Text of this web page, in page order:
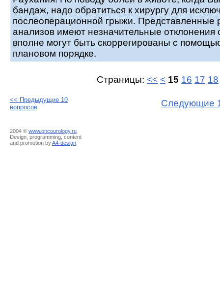
бандаж, надо обратиться к хирургу для
послеоперационной грыжи. Представленные
анализов имеют незначительные отклонения
вполне могут быть скоррегированы с
плановом порядке.
Страницы: << < 15 16 17 18
<< Предыдущие 10
вопросов
Следующие
2004 © www.oncourology.ru
Design, programming, content
and promotion byA4-design